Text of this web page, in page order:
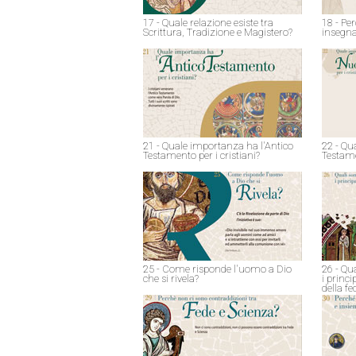
17 - Quale relazione esiste tra
Scrittura, Tradizione e Magistero?
18 -
21 - Quale importanza ha l'Antico
Testamento per i cristiani?
22 -
25 - Come risponde l'uomo a Dio
che si rivela?
26 -
i
della